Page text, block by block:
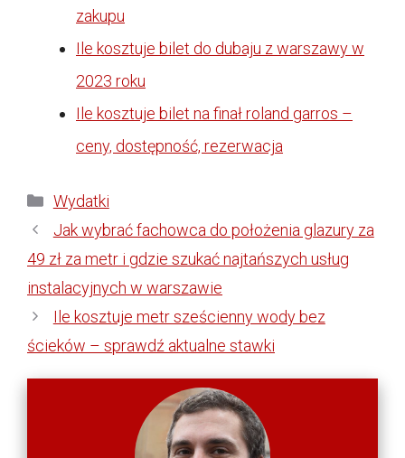
zakupu
Ile kosztuje bilet do dubaju z warszawy w
2023 roku
Ile kosztuje bilet na finał roland garros –
ceny, dostępność, rezerwacja
Kategorie
Wydatki
Jak wybrać fachowca do położenia glazury za
49 zł za metr i gdzie szukać najtańszych usług
instalacyjnych w warszawie
Ile kosztuje metr sześcienny wody bez
ścieków – sprawdź aktualne stawki